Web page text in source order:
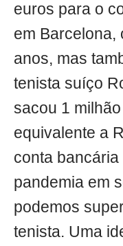
euros para o
em Barcelona,
anos, mas
tenista suíço
sacou 1
equivalente a
conta
pandemia em
podemos
tenista. Uma